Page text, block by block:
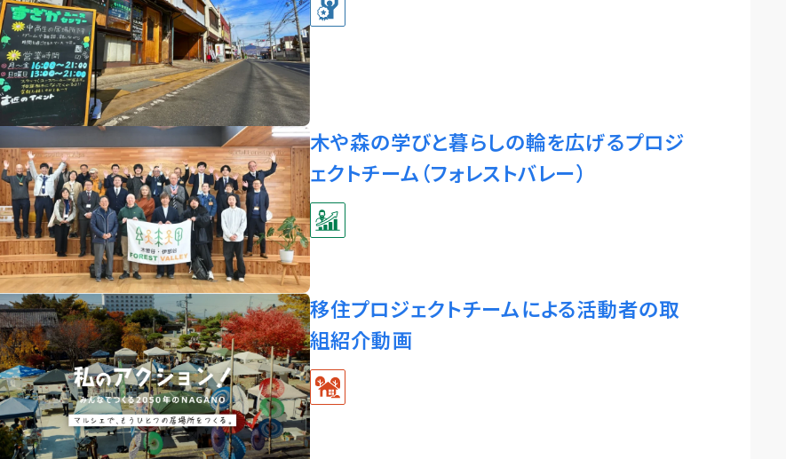
木や森の学びと暮らしの輪を広げるプロジ
ェクトチーム（フォレストバレー）
移住プロジェクトチームによる活動者の取
組紹介動画